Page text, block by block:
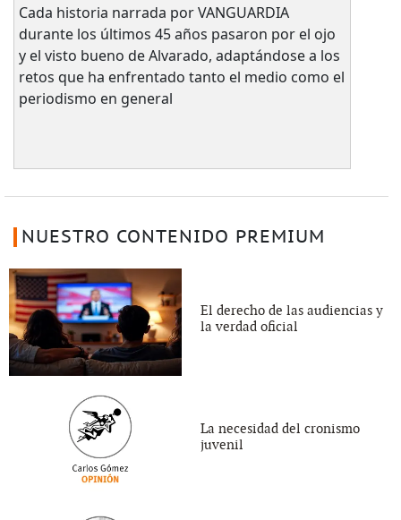
Cada historia narrada por VANGUARDIA
durante los últimos 45 años pasaron por el ojo
y el visto bueno de Alvarado, adaptándose a los
retos que ha enfrentado tanto el medio como el
periodismo en general
NUESTRO CONTENIDO PREMIUM
El derecho de las audiencias y
la verdad oficial
La necesidad del cronismo
juvenil